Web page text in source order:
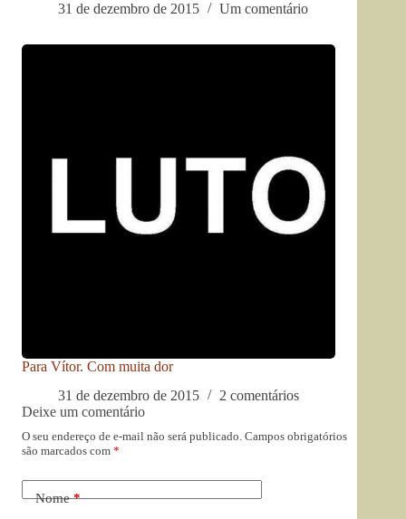
31 de dezembro de 2015
Um comentário
Para Vítor. Com muita dor
31 de dezembro de 2015
2 comentários
Deixe um comentário
O seu endereço de e-mail não será publicado. Campos obrigatórios
são marcados com *
Nome*